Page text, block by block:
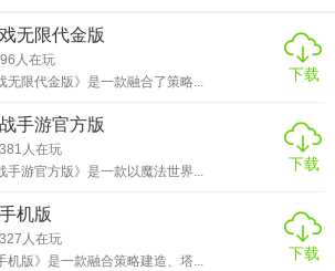
无限代金版
人在玩
无限代金版》是一款融合了策略...
下载
手游官方版
381 人在玩
手游官方版》是一款以魔法世界...
下载
机版
327 人在玩
机版》是一款融合策略建造、塔...
下载